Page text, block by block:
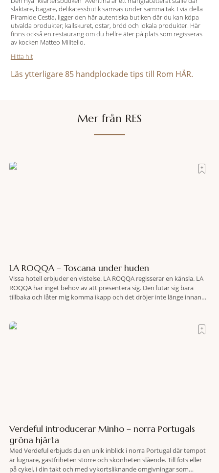
slaktare, bagare, delikatessbutik samsas under samma tak. I via della
Piramide Cestia, ligger den här autentiska butiken där du kan köpa
utvalda produkter; kallskuret, ostar, bröd och lokala produkter. Här
finns också en restaurang om du hellre äter på plats som regisseras
av kocken Matteo Militello.
Hitta hit
Läs ytterligare 85 handplockade tips till Rom HÄR.
Mer från RES
LA ROQQA – Toscana under huden
Vissa hotell erbjuder en vistelse. LA ROQQA regisserar en känsla. LA
ROQQA har inget behov av att presentera sig. Den lutar sig bara
tillbaka och låter mig komma ikapp och det dröjer inte länge innan
Verdeful introducerar Minho – norra Portugals
gröna hjärta
Med Verdeful erbjuds du en unik inblick i norra Portugal där tempot
är lugnare, gästfriheten större och skönheten slående. Till fots eller
på cykel, i din takt och med vykortsliknande omgivningar som